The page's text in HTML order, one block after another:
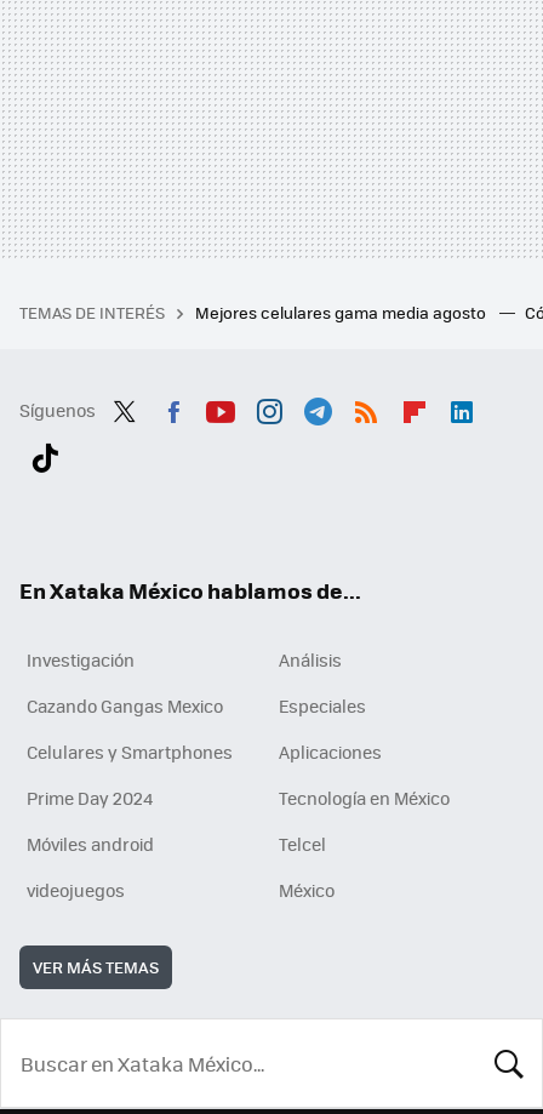
TEMAS DE INTERÉS Mejores celulares gama media agosto
Síguenos
En Xataka México hablamos de...
Investigación
Análisis
Cazando Gangas Mexico
Especiales
Celulares y Smartphones
Aplicaciones
Prime Day 2024
Tecnología en México
Móviles android
Telcel
videojuegos
México
VER MÁS TEMAS